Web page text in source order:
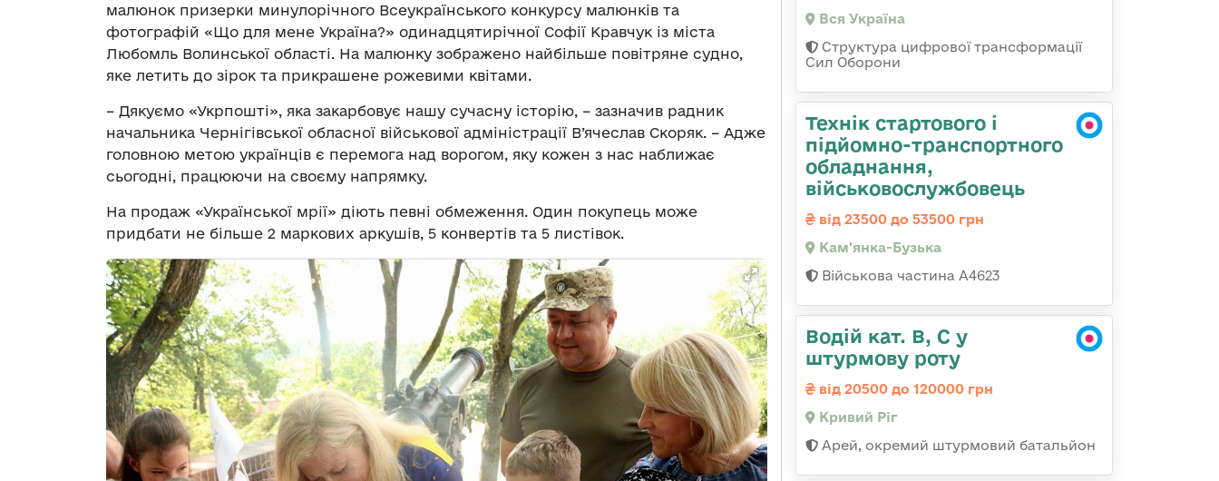
малюнок призерки минулорічного Всеукраїнського конкурсу малюнків та
фотографій «Що для мене Україна?» одинадцятирічної Софії Кравчук із міста
Любомль Волинської області. На малюнку зображено найбільше повітряне судно,
яке летить до зірок та прикрашене рожевими квітами.
– Дякуємо «Укрпошті», яка закарбовує нашу сучасну історію, – зазначив радник
начальника Чернігівської обласної військової адміністрації В’ячеслав Скоряк. – Адже
головною метою українців є перемога над ворогом, яку кожен з нас наближає
сьогодні, працюючи на своєму напрямку.
На продаж «Української мрії» діють певні обмеження. Один покупець може
придбати не більше 2 маркових аркушів, 5 конвертів та 5 листівок.
Вся Україна
Структура цифрової трансформації
Сил Оборони
Технік стартового і
підйомно-транспортного
обладнання,
військовослужбовець
від 23500 до 53500 грн
Кам'янка-Бузька
Військова частина А4623
Водій кат. В, С у
штурмову роту
від 20500 до 120000 грн
Кривий Ріг
Арей, окремий штурмовий батальйон